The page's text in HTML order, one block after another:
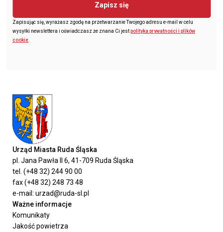
Zapisz się
Zapisując się, wyrażasz zgodę na przetwarzanie Twojego adresu e-mail w celu
wysyłki newslettera i oświadczasz że znana Ci jestpolityka prywatności i plików
cookie
Urząd Miasta Ruda Śląska
pl. Jana Pawła II 6, 41-709 Ruda Śląska
tel. (+48 32) 244 90 00
fax (+48 32) 248 73 48
e-mail: urzad@ruda-sl.pl
Ważne informacje
Komunikaty
Jakość powietrza